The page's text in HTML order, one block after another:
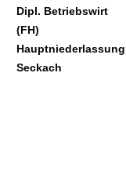
Dipl. Betriebswirt
(FH)
Hauptniederlassung
Seckach